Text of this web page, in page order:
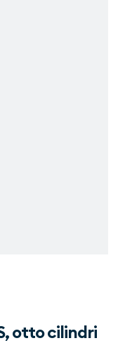
otto cilindri